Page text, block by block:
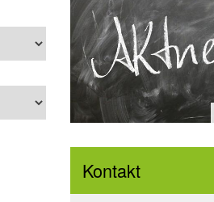
Kontakt